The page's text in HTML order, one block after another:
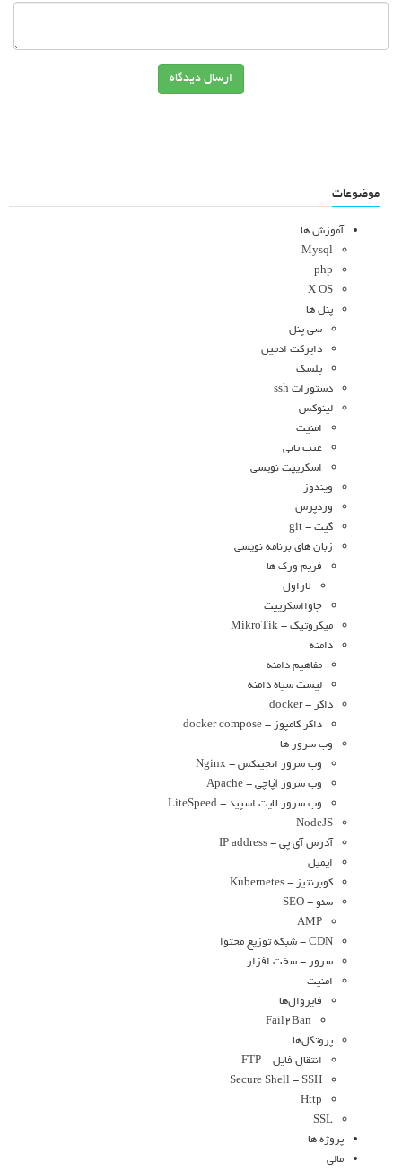
ارسال دیدگاه
موضوعات
آموزش ها
Mysql
php
X OS
پنل ها
سی پنل
دایرکت ادمین
پلسک
دستورات ssh
لینوکس
امنیت
عیب یابی
اسکریپت نویسی
ویندوز
وردپرس
گیت - git
زبان های برنامه نویسی
فریم ورک ها
لاراول
جاوااسکریپت
میکروتیک - MikroTik
دامنه
مفاهیم دامنه
لیست سیاه دامنه
داکر - docker
داکر کامپوز - docker compose
وب سرور ها
وب سرور انجینکس - Nginx
وب سرور آپاچی - Apache
وب سرور لایت اسپید - LiteSpeed
NodeJS
آدرس آی پی - IP address
ایمیل
کوبرنتیز - Kubernetes
سئو - SEO
AMP
CDN - شبکه توزیع محتوا
سرور - سخت افزار
امنیت
فایروال‌ها
Fail2Ban
پروتکل‌ها
انتقال فایل - FTP
Secure Shell - SSH
Http
SSL
پروژه ها
مالی